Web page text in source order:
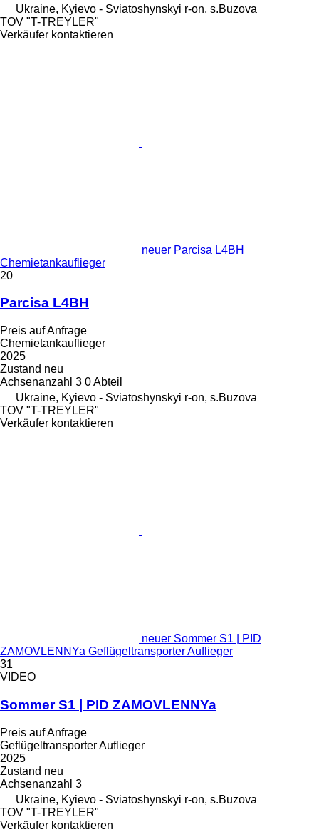
Ukraine, Kyievo - Sviatoshynskyi r-on, s.Buzova
TOV "T-TREYLER"
Verkäufer kontaktieren
neuer Parcisa L4BH
Chemietankauflieger
20
Parcisa L4BH
Preis auf Anfrage
Chemietankauflieger
2025
Zustand neu
Achsenanzahl 3 0 Abteil
Ukraine, Kyievo - Sviatoshynskyi r-on, s.Buzova
TOV "T-TREYLER"
Verkäufer kontaktieren
neuer Sommer S1 | PID
ZAMOVLENNYa Geflügeltransporter Auflieger
31
VIDEO
Sommer S1 | PID ZAMOVLENNYa
Preis auf Anfrage
Geflügeltransporter Auflieger
2025
Zustand neu
Achsenanzahl 3
Ukraine, Kyievo - Sviatoshynskyi r-on, s.Buzova
TOV "T-TREYLER"
Verkäufer kontaktieren